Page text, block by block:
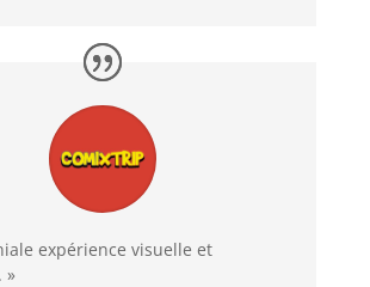
expérience visuelle et
»